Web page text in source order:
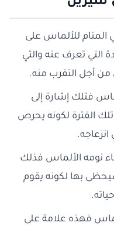
المنام للألماس على
التي تعرف عنه والتي
أجل التقرب منه.
فتلك إشارة إلى
تلك الفترة لكونه يحرص
نومه الألماس فذلك
بها لكونه يقوم
فهذه علامة على